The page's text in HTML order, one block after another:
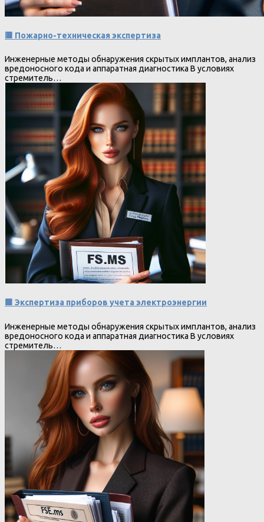
🟥 Пожарно-техническая экспертиза
Инженерные методы обнаружения скрытых имплантов, анализ
вредоносного кода и аппаратная диагностика В условиях
стремитель…
🟩 Экспертиза приборов учета электроэнергии
Инженерные методы обнаружения скрытых имплантов, анализ
вредоносного кода и аппаратная диагностика В условиях
стремитель…